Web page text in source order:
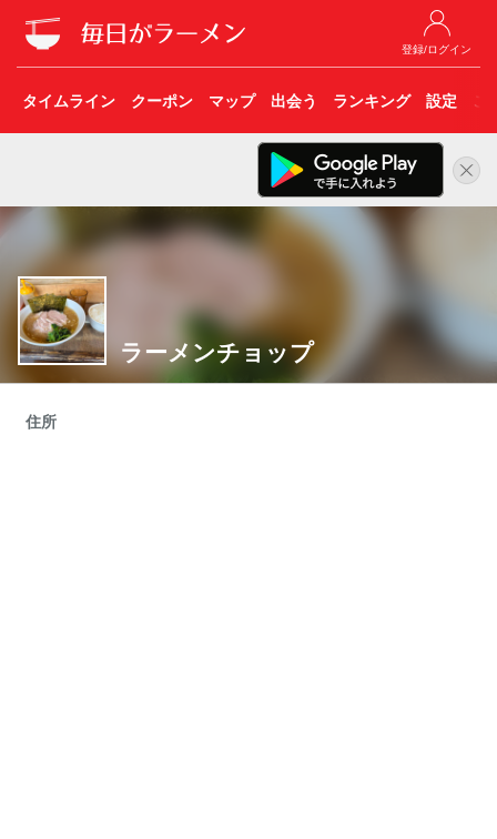
登録/ログイン
タイムライン クーポン マップ 出会う ランキング 設定 こ
ラーメンチョップ
住所